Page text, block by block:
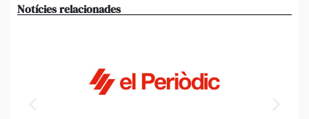
Notícies relacionades